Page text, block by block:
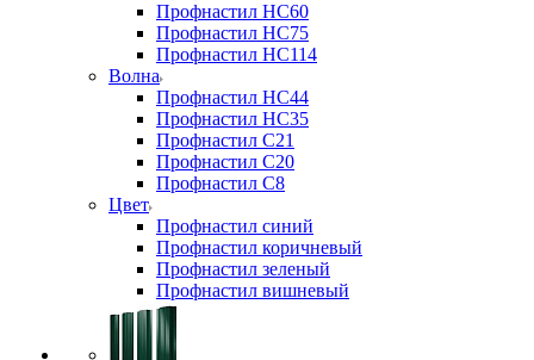
Профнастил НС60
Профнастил НС75
Профнастил НС114
Волна
Профнастил НС44
Профнастил НС35
Профнастил С21
Профнастил С20
Профнастил С8
Цвет
Профнастил синий
Профнастил коричневый
Профнастил зеленый
Профнастил вишневый